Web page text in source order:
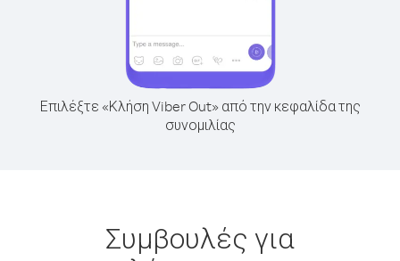
Επιλέξτε «Κλήση Viber Out» από την κεφαλίδα της
συνομιλίας
Συμβουλές για